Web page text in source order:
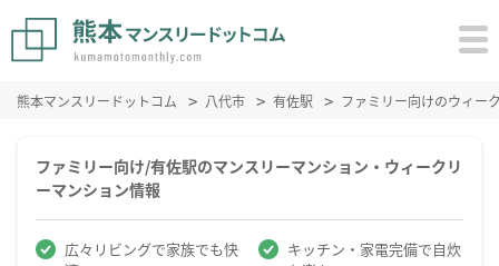
熊本マンスリードットコム 八代市 有佐駅 ファミリー向けのウィー
ファミリー向け/有佐駅のマンスリーマンション・ウィークリ
ーマンション情報
広々リビングで家族でも快
キッチン・家電完備で自炊